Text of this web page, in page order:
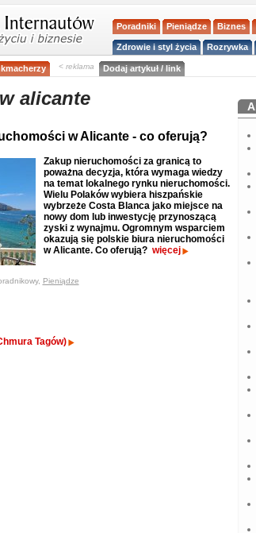
Poradniki Pieniądze Biznes
Zdrowie i styl życia Rozrywka
< reklama Dodaj artykuł / link
alicante
w Alicante - co oferują?
Zakup nieruchomości za granicą to
poważna decyzja, która wymaga wiedzy
na temat lokalnego rynku nieruchomości.
Wielu Polaków wybiera hiszpańskie
wybrzeże Costa Blanca jako miejsce na
nowy dom lub inwestycję przynoszącą
zyski z wynajmu. Ogromnym wsparciem
okazują się polskie biura nieruchomości
w Alicante. Co oferują? więcej
Pieniądze
Tagów)